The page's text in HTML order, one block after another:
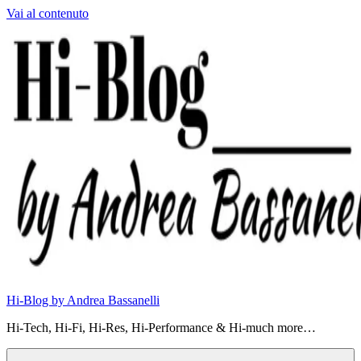
Vai al contenuto
Hi-Blog by Andrea Bassanelli
Hi-Tech, Hi-Fi, Hi-Res, Hi-Performance & Hi-much more…